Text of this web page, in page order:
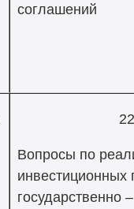
соглашений
Вопросы по
инвестиционных
государственно